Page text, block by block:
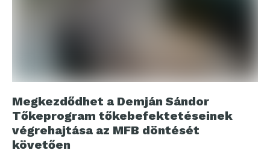
Megkezdődhet a Demján Sándor
Tőkeprogram tőkebefektetéseinek
végrehajtása az MFB döntését
követően